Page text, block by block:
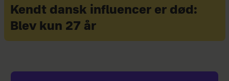
Kendt dansk influencer er død:
Blev kun 27 år